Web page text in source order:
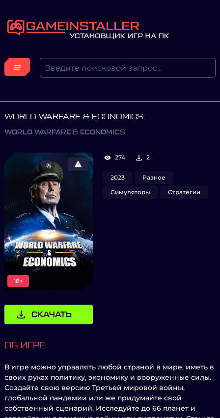
WORLD WARFARE & ECONOMICS
WORLD WARFARE & ECONOMICS
18+
СКАЧАТЬ
274 2
2023
Разное
Симуляторы
Стратегии
ОБ ИГРЕ
В игре можно управлять любой страной в мире, иметь в
своих руках политику, экономику и вооруженные силы.
Создайте свою версию Третьей мировой войны,
глобальной пандемии или же придумайте свой
собственный сценарий. Исследуйте до 66 планет и